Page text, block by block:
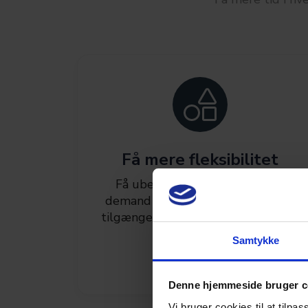
Samtykke
Denne hjemmeside bruger
Få mere fleksibilitet
Få ubegrænset adgang til on-
demand online efteruddannelse -
tilgængeligt 24/7 - uanset hvor du
befinder dig.